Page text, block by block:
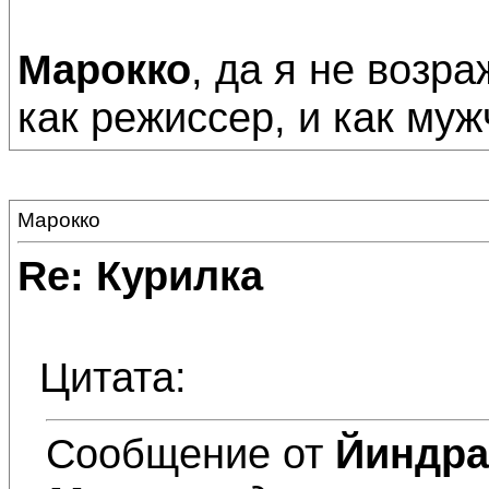
Марокко, да я не
как режиссер, и как
Марокко
Re: Курилка
Цитата:
Сообщение от Йиндра